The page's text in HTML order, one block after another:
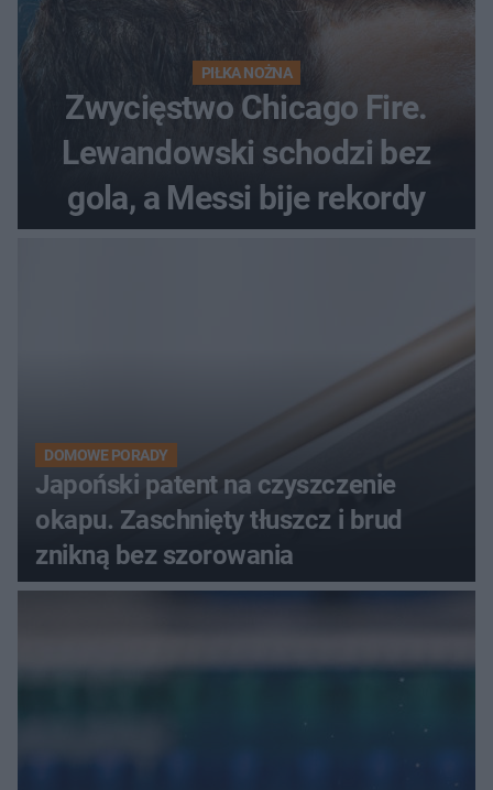
PIŁKA NOŻNA
Zwycięstwo Chicago Fire.
Lewandowski schodzi bez
gola, a Messi bije rekordy
DOMOWE PORADY
Japoński patent na czyszczenie
okapu. Zaschnięty tłuszcz i brud
znikną bez szorowania